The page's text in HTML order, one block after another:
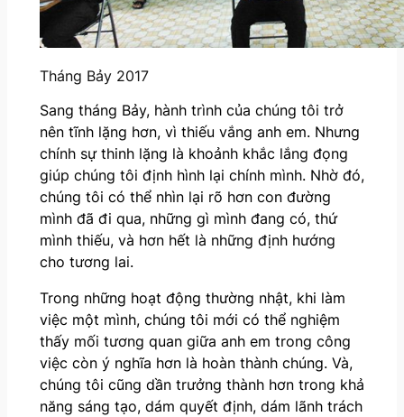
Tháng Bảy 2017
Sang tháng Bảy, hành trình của chúng tôi trở
nên tĩnh lặng hơn, vì thiếu vắng anh em. Nhưng
chính sự thinh lặng là khoảnh khắc lắng đọng
giúp chúng tôi định hình lại chính mình. Nhờ đó,
chúng tôi có thể nhìn lại rõ hơn con đường
mình đã đi qua, những gì mình đang có, thứ
mình thiếu, và hơn hết là những định hướng
cho tương lai.
Trong những hoạt động thường nhật, khi làm
việc một mình, chúng tôi mới có thể nghiệm
thấy mối tương quan giữa anh em trong công
việc còn ý nghĩa hơn là hoàn thành chúng. Và,
chúng tôi cũng dần trưởng thành hơn trong khả
năng sáng tạo, dám quyết định, dám lãnh trách